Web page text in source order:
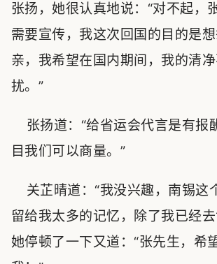
张扬，她很认真地说：“对不起，
需要宣传，我这次回国的目的是
亲，我希望在国内期间，我的清
扰。”
张扬道：“给省运会代言是有报
目我们可以商量。”
关芷晴道：“我没兴趣，南锡这
留给我太多的记忆，除了我已经
她停顿了一下又道：“张先生，希